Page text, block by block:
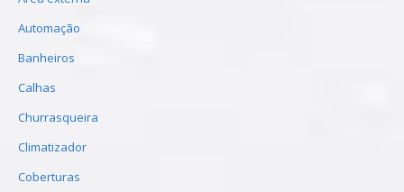
Automação
Banheiros
Calhas
Churrasqueira
Climatizador
Coberturas